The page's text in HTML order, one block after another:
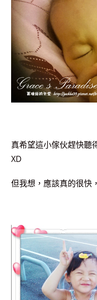
真希望這小傢伙趕快聽
XD
但我想，應該真的很快